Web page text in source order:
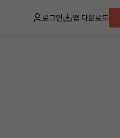
로그인 앱 다운로드